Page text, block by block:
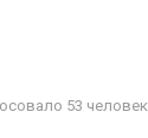
53 человек